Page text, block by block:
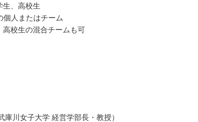
生、高校生
人またはチーム
校生の混合チームも可
庫川女子大学 経営学部長・教授）